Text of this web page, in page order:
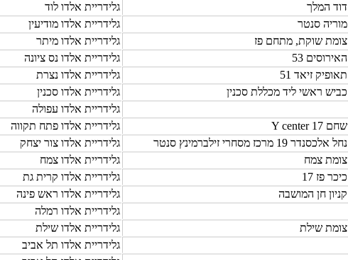
דוד המלך גלידריית אלדו לוד
מוריה סנטר גלידריית אלדו מודיעין
צומת שוקת, מתחם פז גלידריית אלדו מיתר
האירוסים 53 גלידריית אלדו נס ציונה
תאופיק זיאד 51 גלידריית אלדו נצרת
כביש ראשי ליד מכללת סכנין גלידריית אלדו סכנין
גלידריית אלדו עפולה
שחם 17 Y center גלידריית אלדו פתח תקווה
נחל אלכסנדר 19 מרכז מסחרי זילברמינץ סנטר גלידריית אלדו צור יצחק
צומת צמח גלידריית אלדו צמח
כיכר פז 17 גלידריית אלדו קרית גת
קניון חן המושבה גלידריית אלדו ראש פינה
גלידריית אלדו רמלה
צומת שילת גלידריית אלדו שילת
גלידריית אלדו תל אביב